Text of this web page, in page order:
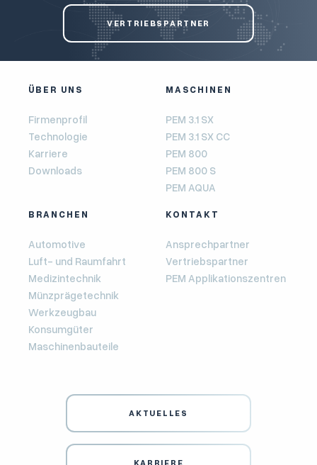
VERTRIEBSPARTNER
ÜBER UNS
Firmenprofil
Technologie
Karriere
Downloads
MASCHINEN
PEM 3.1 SX
PEM 3.1 SX CC
PEM 800
PEM 800 S
PEM AQUA
BRANCHEN
Automotive
Luft- und Raumfahrt
Medizintechnik
Münzprägetechnik
Werkzeugbau
Konsumgüter
Maschinenbauteile
KONTAKT
Ansprechpartner
Vertriebspartner
PEM Applikationszentren
AKTUELLES
KARRIERE